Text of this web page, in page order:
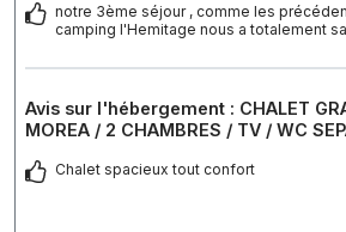
notre 3ème séjour , comme les
camping l'Hemitage nous a totalement
Avis sur l'hébergement : CHALET
MOREA / 2 CHAMBRES / TV / WC
Chalet spacieux tout confort